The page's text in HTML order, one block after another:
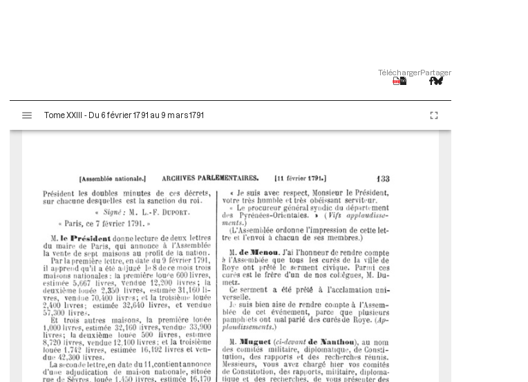
TéléchargerPartager
s
Tome XXIII - Du 6 février 1791 au 9 mars 1791